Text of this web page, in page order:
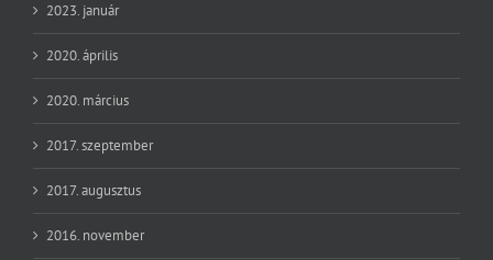
2023. január
2020. április
2020. március
2017. szeptember
2017. augusztus
2016. november